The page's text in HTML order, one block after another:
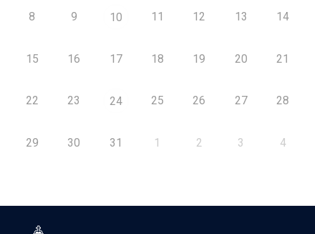
8 9 10 11 12 13 14
15 16 17 18 19 20 21
22 23 24 25 26 27 28
29 30 31 1 2 3 4